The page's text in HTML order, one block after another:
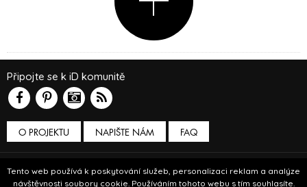
Tento web používá k poskytování služeb, personalizaci reklam a analýze
návštěvnosti soubory cookie. Používáním tohoto webu s tím souhlasíte.
O PROJEKTU NAPIŠTE NÁM
Připojte se k iD komunitě
FAQ
Podmínky používání